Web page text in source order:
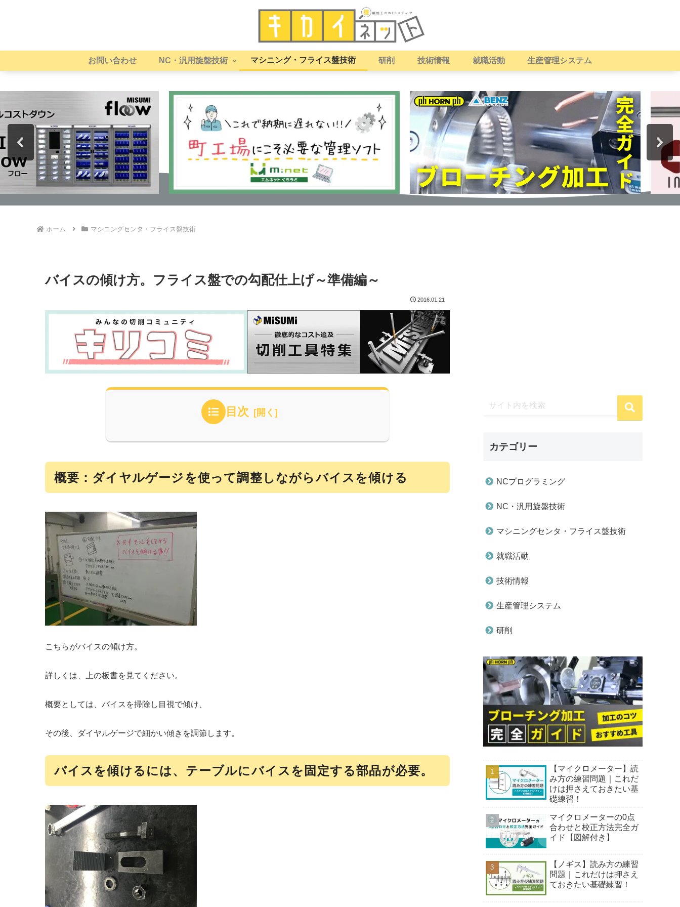
お問い合わせ NC・汎用旋盤技術 マシニング・フライス盤技術 研削 技術情報 就職活動 生産管理システム
ホーム マシニングセンタ・フライス盤技術
バイスの傾け方。フライス盤での勾配仕上げ～準備編～
2016.01.21
目次
概要：ダイヤルゲージを使って調整しながらバイスを傾ける
こちらがバイスの傾け方。
詳しくは、上の板書を見てください。
概要としては、バイスを掃除し目視で傾け、
その後、ダイヤルゲージで細かい傾きを調節します。
バイスを傾けるには、テーブルにバイスを固定する部品が必要。
カテゴリー
NCプログラミング
NC・汎用旋盤技術
マシニングセンタ・フライス盤技術
就職活動
技術情報
生産管理システム
研削
【マイクロメーター】読
み方の練習問題｜これだ
けは押さえておきたい基
礎練習！
マイクロメーターの0点
合わせと校正方法完全ガ
イド【図解付き】
【ノギス】読み方の練習
問題｜これだけは押さえ
ておきたい基礎練習！